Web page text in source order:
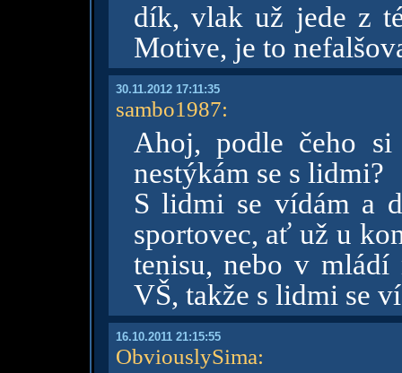
dík, vlak už jede z
Motive, je to
30.11.2012 17:11:35
sambo1987:
Ahoj, podle čeho
nestýkám se s lidmi?
S lidmi se vídám a
sportovec, ať už u
tenisu, nebo v
VŠ, takže s lidmi se
16.10.2011 21:15:55
ObviouslySima: